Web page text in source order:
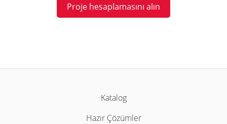
Proje hesaplamasını alın
Katalog
Hazır Çözümler